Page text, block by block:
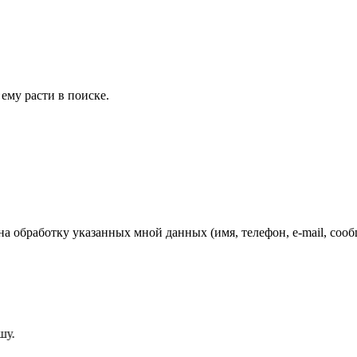
расти в поиске.
указанных мной данных (имя, телефон, e-mail,